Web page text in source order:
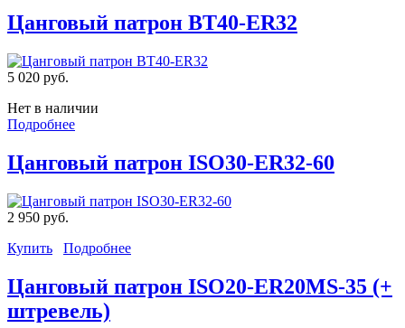
Цанговый патрон BT40-ER32
5 020 руб.
Нет в наличии
Подробнее
Цанговый патрон ISO30-ER32-60
2 950 руб.
Купить
Подробнее
Цанговый патрон ISO20-ER20MS-35 (+
штревель)